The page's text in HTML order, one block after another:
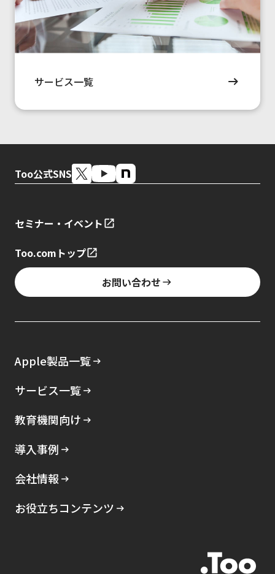
サービス一覧
Too公式SNS
セミナー・イベント
Too.comトップ
お問い合わせ
Apple製品一覧
サービス一覧
教育機関向け
導入事例
会社情報
お役立ちコンテンツ